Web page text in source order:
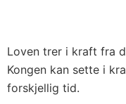
Loven trer i kraft fra
Kongen kan sette i
forskjellig tid.